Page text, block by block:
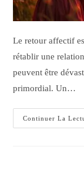
Le retour affectif
rétablir une
peuvent être
primordial. Un…
Continuer La